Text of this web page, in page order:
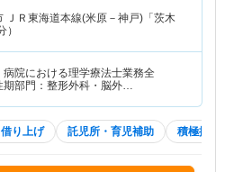
ＪＲ東海道本線(米原－神戸)「茨木
病院における理学療法士業務全
門：整形外科・脳外…
り上げ 託児所・育児補助 積極採用